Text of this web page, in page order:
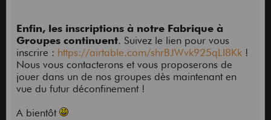
Enfin, les inscriptions à notre Fabrique à
Groupes continuent. Suivez le lien pour vous
inscrire : https://airtable.com/shrBJWvk925qLI8Kk!
Nous vous contacterons et vous proposerons de
jouer dans un de nos groupes dès maintenant en
vue du futur déconfinement !
A bientôt